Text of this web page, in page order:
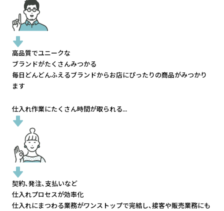
高品質でユニークな
ブランドがたくさんみつかる
毎日どんどんふえるブランドからお店にぴったりの商品がみつかり
ます
仕入れ作業にたくさん時間が取られる...
契約、発注、支払いなど
仕入れプロセスが効率化
仕入れにまつわる業務がワンストップで完結し、接客や販売業務にも